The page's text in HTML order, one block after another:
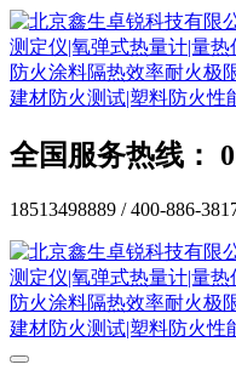
全国服务热线：
18513498889 / 400-886-